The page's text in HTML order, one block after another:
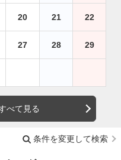
20 21 22
27 28 29
べて見る
条件を変更して検索